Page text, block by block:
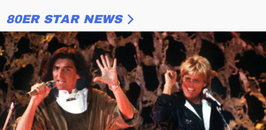
80ER STAR NEWS